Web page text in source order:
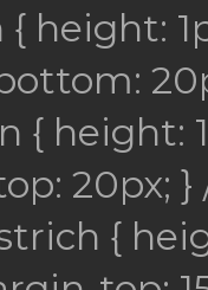
{ height:
{ height:
20px; }
{